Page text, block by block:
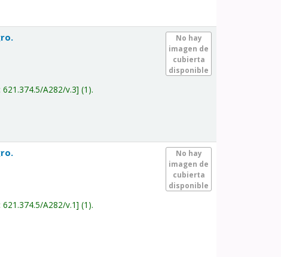
No hay
imagen de
cubierta
disponible
621.374.5/A282/v.3 (1).
No hay
imagen de
cubierta
disponible
621.374.5/A282/v.1 (1).